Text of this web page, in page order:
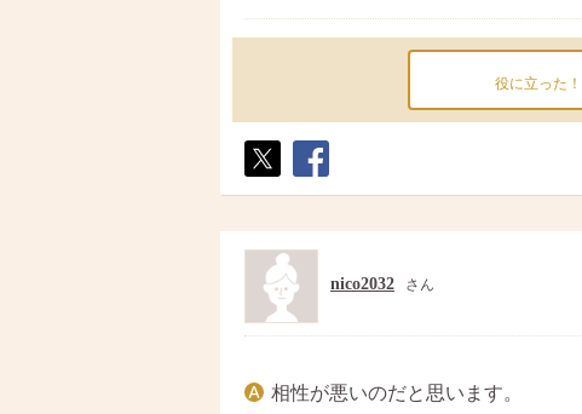
役に立った！
ト
ア
nico2032 さん
相性が悪いのだと思います。